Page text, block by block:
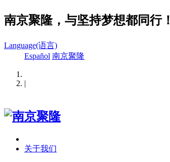
南京聚隆，与坚持梦想都同行！
Language(语言)
Español 南京聚隆
|
关于我们